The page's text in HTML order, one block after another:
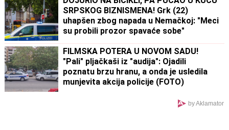
SRPSKOG BIZNISMENA! Grk (22)
uhapšen zbog napada u Nemačkoj: "Meci
su probili prozor spavaće sobe"
FILMSKA POTERA U NOVOM SADU!
"Pali" pljačkaši iz "audija": Ojadili
poznatu brzu hranu, a onda je usledila
munjevita akcija policije (FOTO)
by Aklamator